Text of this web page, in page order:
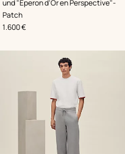
und "Eperon d'Or en Perspective"-
Patch
,Preis
1.600 €